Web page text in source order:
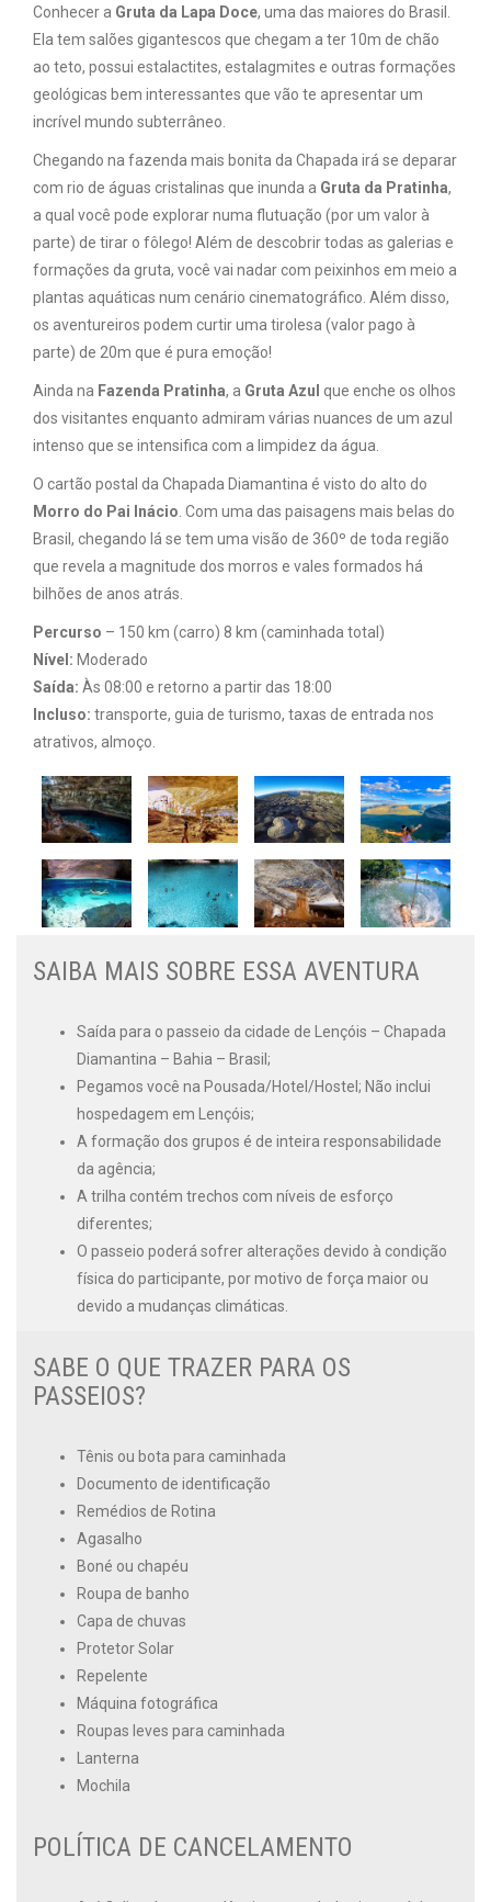
Conhecer a Gruta da Lapa Doce, uma das maiores do Brasil.
Ela tem salões gigantescos que chegam a ter 10m de chão
ao teto, possui estalactites, estalagmites e outras formações
geológicas bem interessantes que vão te apresentar um
incrível mundo subterrâneo.
Chegando na fazenda mais bonita da Chapada irá se deparar
com rio de águas cristalinas que inunda a Gruta da Pratinha,
a qual você pode explorar numa flutuação (por um valor à
parte) de tirar o fôlego! Além de descobrir todas as galerias e
formações da gruta, você vai nadar com peixinhos em meio a
plantas aquáticas num cenário cinematográfico. Além disso,
os aventureiros podem curtir uma tirolesa (valor pago à
parte) de 20m que é pura emoção!
Ainda na Fazenda Pratinha, a Gruta Azul que enche os olhos
dos visitantes enquanto admiram várias nuances de um azul
intenso que se intensifica com a limpidez da água.
O cartão postal da Chapada Diamantina é visto do alto do
Morro do Pai Inácio . Com uma das paisagens mais belas do
Brasil, chegando lá se tem uma visão de 360º de toda região
que revela a magnitude dos morros e vales formados há
bilhões de anos atrás.
Percurso – 150 km (carro) 8 km (caminhada total)
Nível: Moderado
Saída: Às 08:00 e retorno a partir das 18:00
Incluso: transporte, guia de turismo, taxas de entrada nos
atrativos, almoço.
SAIBA MAIS SOBRE ESSA AVENTURA
Saída para o passeio da cidade de Lençóis – Chapada
Diamantina – Bahia – Brasil;
Pegamos você na Pousada/Hotel/Hostel; Não inclui
hospedagem em Lençóis;
A formação dos grupos é de inteira responsabilidade
da agência;
A trilha contém trechos com níveis de esforço
diferentes;
O passeio poderá sofrer alterações devido à condição
física do participante, por motivo de força maior ou
devido a mudanças climáticas.
SABE O QUE TRAZER PARA OS
PASSEIOS?
Tênis ou bota para caminhada
Documento de identificação
Remédios de Rotina
Agasalho
Boné ou chapéu
Roupa de banho
Capa de chuvas
Protetor Solar
Repelente
Máquina fotográfica
Roupas leves para caminhada
Lanterna
Mochila
POLÍTICA DE CANCELAMENTO